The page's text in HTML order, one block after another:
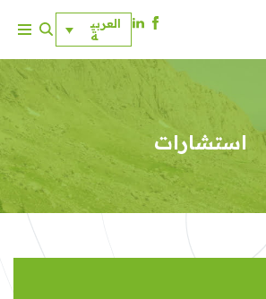
العربي
ة
استشارات